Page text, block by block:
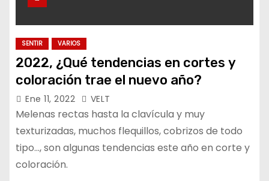
SENTIR VARIOS
2022, ¿Qué tendencias en cortes y
coloración trae el nuevo año?
Ene 11, 2022 VELT
Melenas rectas hasta la clavícula y muy
texturizadas, muchos flequillos, cobrizos de todo
tipo..., son algunas tendencias este año en corte y
coloración.